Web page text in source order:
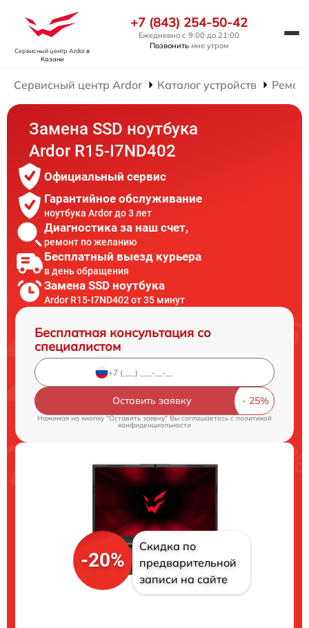
Сервисный центр Ardorв
Казани
+7 (843) 254-50-42
Ежедневно с 9:00 до 21:00
Позвонить мне утром
Сервисный центр Ardor Каталог устройств
Замена SSD ноутбука
Ardor R15-I7ND402
Официальный сервис
Гарантийное обслуживание
ноутбука Ardor до 3 лет
Диагностика за наш счет,
ремонт по желанию
Бесплатный выезд курьера
в день обращения
Замена SSD ноутбука
Ardor R15-I7ND402 от 35 минут
Бесплатная консультация со
специалистом
Оставить заявку
Нажимая на кнопку "Оставить заявку" Вы соглашаетесь cполитикой
конфиденциальности
-20%
Скидка по
предварительной
записи на сайте